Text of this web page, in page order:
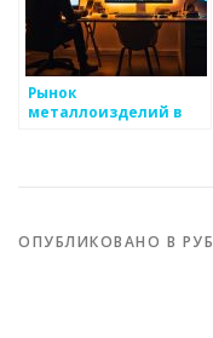
Рынок
металлоизделий в
ОПУБЛИКОВАНО В